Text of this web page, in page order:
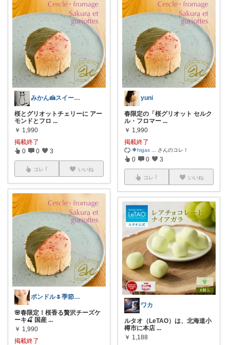
みかん🍰スイーツ部
桜とグリオットチェリーに アー
モンドとフロ ...
￥ 1,990
掲載終了
0 0 3
コレ いいね
ポンドル🌷季節のおすすめを紹介✨
🌸春限定！桜香る贅沢チーズケ
ーキ🍒 国産 ...
￥ 1,990
掲載終了
yuni
春限定の「桜グリオット セルク
ル・フロマー ...
￥ 1,990
掲載終了
🔶higas さんのコレ！
0 0 3
コレ いいね
ワカ
ルタオ（LeTAO）は、北海道小
樽市に本店 ...
￥ 1,188